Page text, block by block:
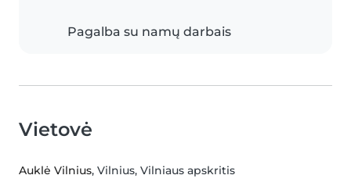
Pagalba su namų darbais
Vietovė
Auklė Vilnius, Vilnius, Vilniaus apskritis